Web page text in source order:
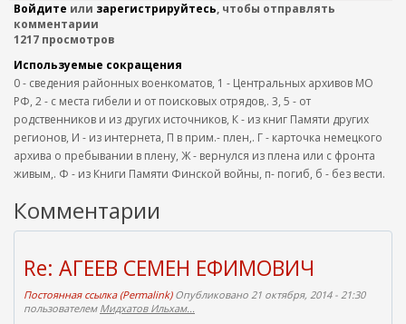
Войдите или зарегистрируйтесь, чтобы отправлять
комментарии
1217 просмотров
Используемые сокращения
0 - сведения районных военкоматов, 1 - Центральных архивов МО
РФ, 2 - с места гибели и от поисковых отрядов,. 3, 5 - от
родственников и из других источников, К - из книг Памяти других
регионов, И - из интернета, П в прим.- плен,. Г - карточка немецкого
архива о пребывании в плену, Ж - вернулся из плена или с фронта
живым,. Ф - из Книги Памяти Финской войны, п- погиб, б - без вести.
Комментарии
Re: АГЕЕВ СЕМЕН ЕФИМОВИЧ
Постоянная ссылка (Permalink)Опубликовано 21 октября, 2014 - 21:30
пользователем Мидхатов Ильхам...